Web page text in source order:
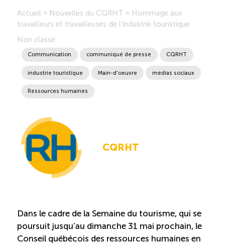
Saisonnalité des emplois
Outils et ressources
Balados
Diffusion d’offres d’emploi en ligne
Recrutement de travailleurs étrangers
Accueil » Nouvelles du CQRHT » Hommage aux
travailleurs et travailleuses de l’industrie touristique
Non classé
Communication communiqué de presse CQRHT
industrie touristique Main-d'oeuvre médias sociaux
Ressources humaines
CQRHT
Dans le cadre de la Semaine du tourisme, qui se
poursuit jusqu’au dimanche 31 mai prochain, le
Conseil québécois des ressources humaines en